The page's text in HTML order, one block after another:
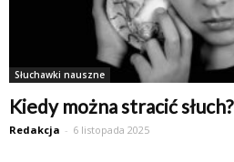
Słuchawki nauszne
Kiedy można stracić słuch?
Redakcja - 6 listopada 2025